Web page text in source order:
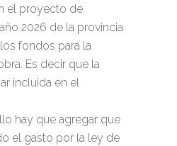
el proyecto de
2026 de la provincia
fondos para la
Es decir que la
incluida en el
hay que agregar que
el gasto por la ley de